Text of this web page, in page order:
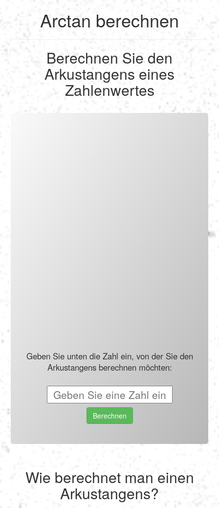
Berechnen
English
Français
Deutsch
Arctan berechnen
Berechnen Sie den
Arkustangens eines
Zahlenwertes
Geben Sie unten die Zahl ein, von der Sie den
Arkustangens berechnen möchten:
Berechnen
Wie berechnet man einen
Arkustangens?